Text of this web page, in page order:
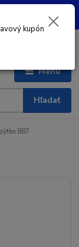
KUPÓN -
Menu
Hľadať
887
kupón